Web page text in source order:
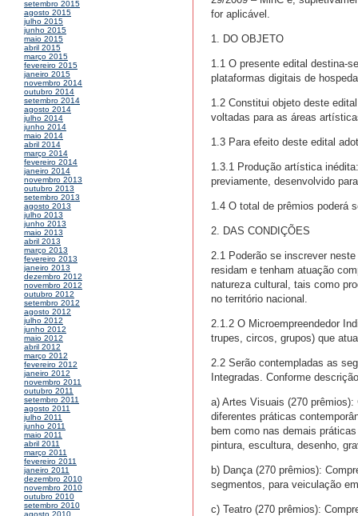
setembro 2015
agosto 2015
julho 2015
junho 2015
maio 2015
abril 2015
março 2015
fevereiro 2015
janeiro 2015
novembro 2014
outubro 2014
setembro 2014
agosto 2014
julho 2014
junho 2014
maio 2014
abril 2014
março 2014
fevereiro 2014
janeiro 2014
novembro 2013
outubro 2013
setembro 2013
agosto 2013
julho 2013
junho 2013
maio 2013
abril 2013
março 2013
fevereiro 2013
janeiro 2013
dezembro 2012
novembro 2012
outubro 2012
setembro 2012
agosto 2012
julho 2012
junho 2012
maio 2012
abril 2012
março 2012
fevereiro 2012
janeiro 2012
novembro 2011
outubro 2011
setembro 2011
agosto 2011
julho 2011
junho 2011
maio 2011
abril 2011
março 2011
fevereiro 2011
janeiro 2011
dezembro 2010
novembro 2010
outubro 2010
setembro 2010
for aplicável.
1. DO OBJETO
1.1 O presente edital destina-
plataformas digitais de
1.2 Constitui objeto deste
voltadas para as áreas
1.3 Para efeito deste edital
1.3.1 Produção artística
previamente, desenvolvido
1.4 O total de prêmios poderá
2. DAS CONDIÇÕES
2.1 Poderão se inscrever
residam e tenham atuação
natureza cultural, tais como
no território nacional.
2.1.2 O Microempreendedor
trupes, circos, grupos) que
2.2 Serão contempladas as
Integradas. Conforme
a) Artes Visuais (270
diferentes práticas
bem como nas demais
pintura, escultura, desenho,
b) Dança (270 prêmios):
segmentos, para veiculação
c) Teatro (270 prêmios):